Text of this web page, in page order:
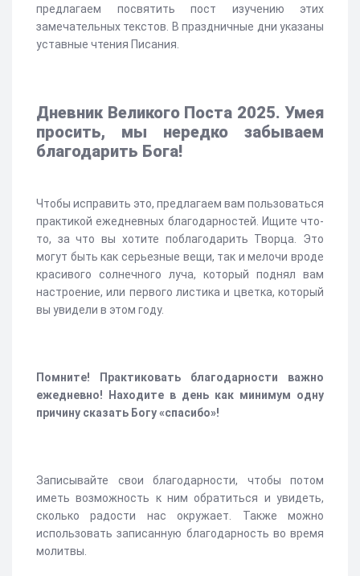
предлагаем посвятить пост изучению этих
замечательных текстов. В праздничные дни указаны
уставные чтения Писания.
Дневник Великого Поста 2025. Умея
просить, мы нередко забываем
благодарить Бога!
Чтобы исправить это, предлагаем вам пользоваться
практикой ежедневных благодарностей. Ищите что-
то, за что вы хотите поблагодарить Творца. Это
могут быть как серьезные вещи, так и мелочи вроде
красивого солнечного луча, который поднял вам
настроение, или первого листика и цветка, который
вы увидели в этом году.
Помните! Практиковать благодарности важно
ежедневно! Находите в день как минимум одну
причину сказать Богу «спасибо»!
Записывайте свои благодарности, чтобы потом
иметь возможность к ним обратиться и увидеть,
сколько радости нас окружает. Также можно
использовать записанную благодарность во время
молитвы.